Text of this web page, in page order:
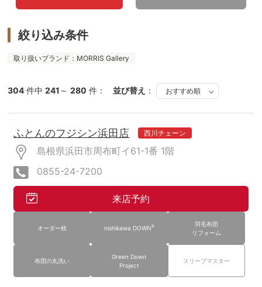
絞り込み条件
取り扱いブランド：MORRIS Gallery
304 件中241 ～280 件： 並び替え ：
ふとんのフジシン浜田店 西川チェーン
島根県浜田市周布町イ61-1番 1階
0855-24-7200
来店予約
オーダー枕 nishikawa DOWN®
羽毛布団
リフォーム
布団の丸洗い
Green Down
Project
スリープマスター